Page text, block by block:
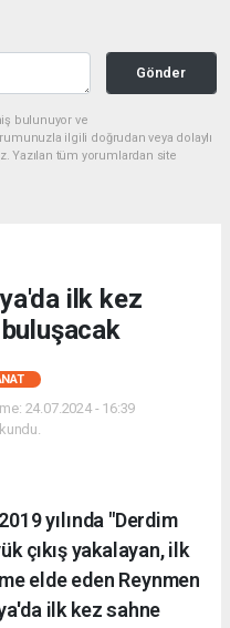
Gönder
bulunuyor ve
ilgili doğrudan veya dolaylı
Yazılan tüm yorumlardan site
ilk kez
24.07.2024 - 16:39
yılında "Derdim
çıkış yakalayan, ilk
elde eden Reynmen
ilk kez sahne